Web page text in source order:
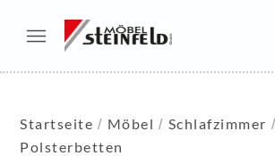
Startseite Möbel Schlafzimmer
Polsterbetten